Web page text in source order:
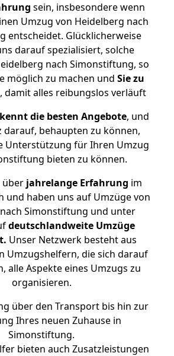
sein, insbesondere wenn
Umzug von Heidelberg nach
entscheidet. Glücklicherweise
darauf spezialisiert, solche
nach Simonstiftung, so
möglich zu machen und Sie zu
, damit alles reibungslos verläuft
die besten Angebote, und
darauf, behaupten zu können,
Unterstützung für Ihren Umzug
bieten zu können.
überjahrelange Erfahrung im
und haben uns auf Umzüge von
Simonstiftung und unter
deutschlandweite Umzüge
Unser Netzwerk besteht aus
Umzugshelfern, die sich darauf
alle Aspekte eines Umzugs zu
organisieren.
über den Transport bis hin zur
Ihres neuen Zuhause in
Simonstiftung.
bieten auch Zusatzleistungen